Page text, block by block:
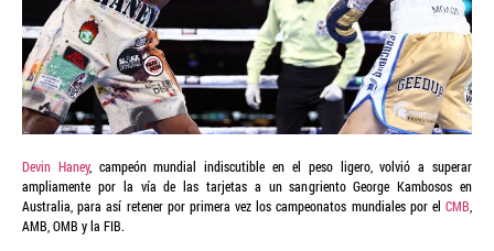
Devin Haney, campeón mundial indiscutible en el peso ligero, volvió a superar
ampliamente por la vía de las tarjetas a un sangriento George Kambosos en
Australia, para así retener por primera vez los campeonatos mundiales por el CMB,
AMB, OMB y la FIB.